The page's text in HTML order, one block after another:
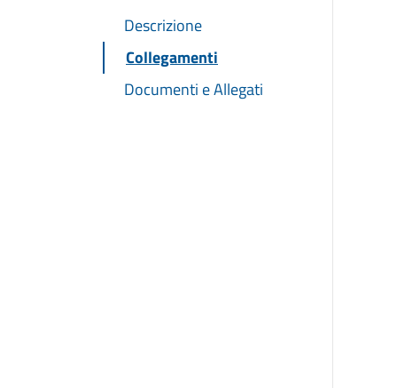
Descrizione
Collegamenti
Documenti e Allegati